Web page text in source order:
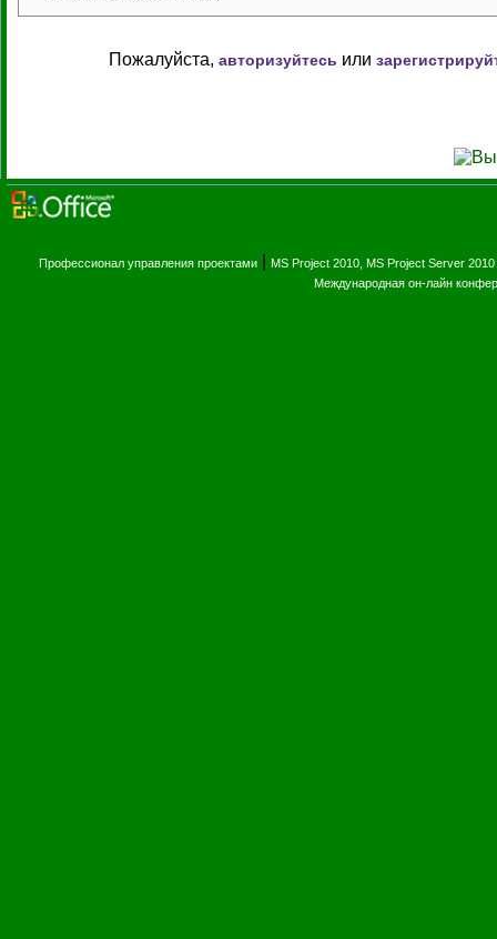
Пожалуйста, авторизуйтесь или
Профессионал управления проектами MS Project 2010, MS Project Server 2010
Международная он-лайн